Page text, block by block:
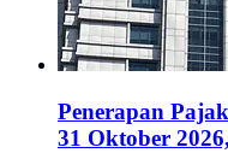
Penerapan
31 Oktober